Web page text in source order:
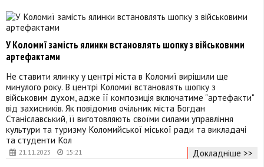
21.11.2023 15:21
У Коломиї замість ялинки встановлять шопку з військовими
артефактами
Не ставити ялинку у центрі міста в Коломиї вирішили ще
минулого року. В центрі Коломиї встановлять шопку з
військовим духом, адже її композиція включатиме "артефакти"
від захисників. Як повідомив очільник міста Богдан
Станіславський, її виготовляють своїми силами управління
культури та туризму Коломийської міської ради та викладачі
та студенти Кол
Докладніше >>